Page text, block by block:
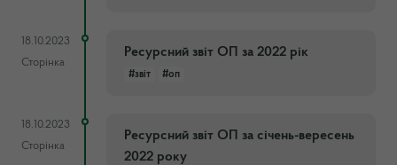
18.10.2023
Сторінка
Ресурсний звіт ОП за 2022 рік
#звіт #оп
18.10.2023
Сторінка
Ресурсний звіт ОП за січень-вересень
2022 року